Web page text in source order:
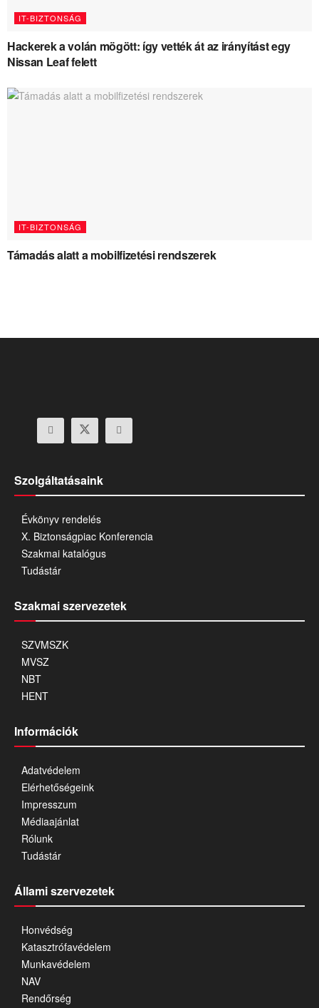
IT-BIZTONSÁG
Hackerek a volán mögött: így vették át az irányítást egy
Nissan Leaf felett
IT-BIZTONSÁG
Támadás alatt a mobilfizetési rendszerek
Szolgáltatásaink
Évkönyv rendelés
X. Biztonságpiac Konferencia
Szakmai katalógus
Tudástár
Szakmai szervezetek
SZVMSZK
MVSZ
NBT
HENT
Információk
Adatvédelem
Elérhetőségeink
Impresszum
Médiaajánlat
Rólunk
Tudástár
Állami szervezetek
Honvédség
Katasztrófavédelem
Munkavédelem
NAV
Rendőrség